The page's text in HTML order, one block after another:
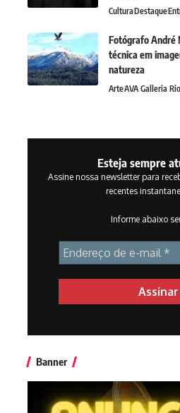
CulturaDestaque
Fotógrafo André
técnica em
natureza
ArteAVA Galleria Rio
Esteja sempre
Assine nossa newsletter para
recentes
Informe abaixo
Banner